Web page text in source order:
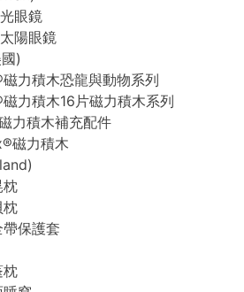
眼鏡
陽眼鏡
)
力積木恐龍與動物系列
力積木16片磁力積木系列
力積木補充配件
磁力積木
枕
枕
保護套
枕